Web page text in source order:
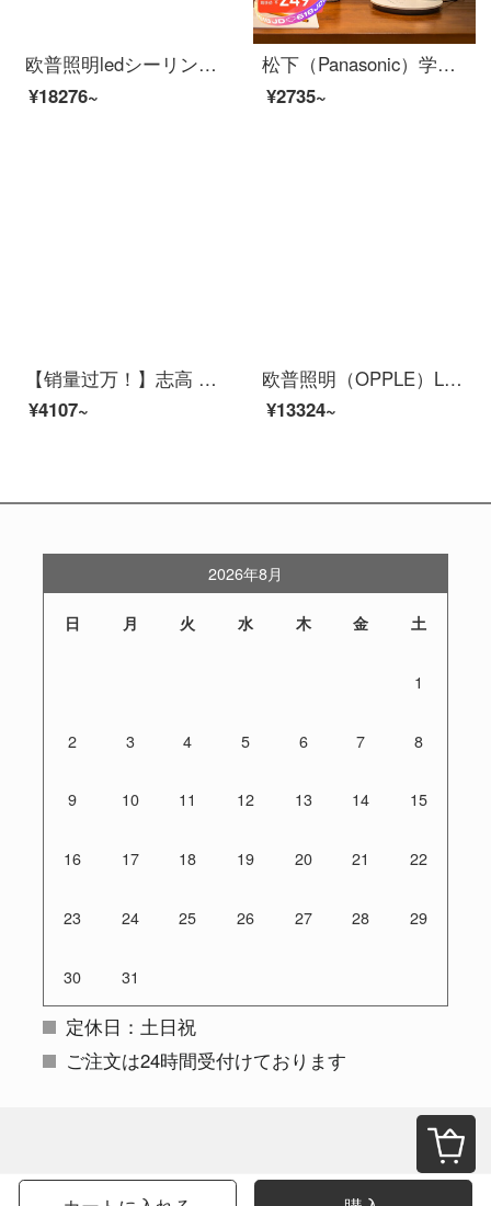
欧普照明ledシーリングライト具套餐 背光创意设计 时尚 客厅灯大气长方形室内卧室灯 推荐【3室】5灯-遥控调光客厅灯+圆卧x3+吊扇
¥18276~
松下（Panasonic）学習スタンド減ブルーライト国家AA級子供向け読書作業用アイランプLEDタッチパネル調光寝室の電気スタンド
¥2735~
【销量过万！】志高 后現代简约客厅灯大气ledシーリングライト三室两厅全屋ランプ套餐北欧餐厅卧室灯飾 特蕙！【活动套餐】三室两厅/共5灯
¥4107~
欧普照明（OPPLE）LEDインテリジェントシーリングライト客厅灯后現代简约几何线条大气灯飾ランプ 米家APP控制/AI语音智控 カスミソウ
¥13324~
2026年8月
日 月 火 水 木 金 土
1
2 3 4 5 6 7 8
9 10 11 12 13 14 15
16 17 18 19 20 21 22
23 24 25 26 27 28 29
30 31
定休日：土日祝
ご注文は24時間受付けております